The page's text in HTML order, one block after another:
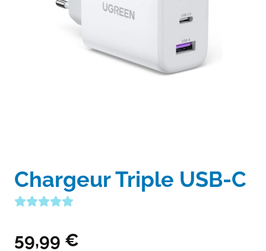
Chargeur Triple USB-C
59,99 €